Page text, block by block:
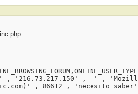
'216.73.217.150' , '' , 'Mozilla/
, 86612 , 'necesito